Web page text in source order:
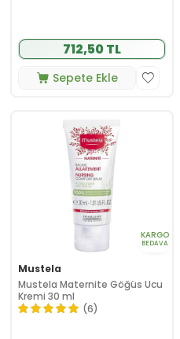
712,50 TL
Sepete Ekle
KARGO
BEDAVA
Mustela
Mustela Maternite Göğüs Ucu
Kremi 30 ml
(6)